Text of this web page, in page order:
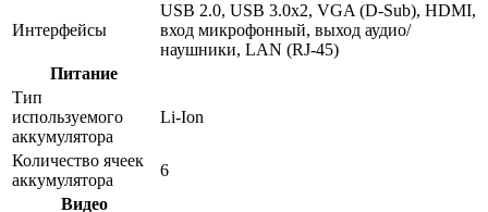
Интерфейсы
USB 2.0, USB 3.0x2, VGA (D-Sub), HDMI,
вход микрофонный, выход аудио/
наушники, LAN (RJ-45)
Питание
Тип
используемого
аккумулятора
Li-Ion
Количество ячеек
аккумулятора
6
Видео